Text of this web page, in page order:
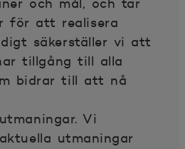
och mål, och tar
för att realisera
säkerställer vi att
tillgång till alla
bidrar till att nå
Vi
utmaningar